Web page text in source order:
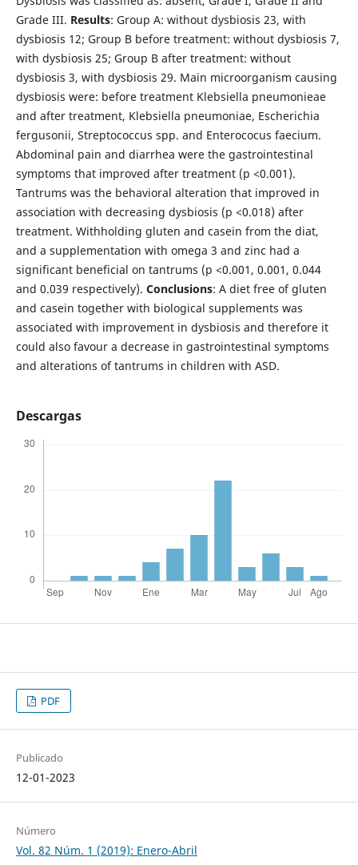
Grade III. Results: Group A: without dysbiosis 23, with
dysbiosis 12; Group B before treatment: without dysbiosis 7,
with dysbiosis 25; Group B after treatment: without
dysbiosis 3, with dysbiosis 29. Main microorganism causing
dysbiosis were: before treatment Klebsiella pneumonieae
and after treatment, Klebsiella pneumoniae, Escherichia
fergusonii, Streptococcus spp. and Enterococus faecium.
Abdominal pain and diarrhea were the gastrointestinal
symptoms that improved after treatment (p <0.001).
Tantrums was the behavioral alteration that improved in
association with decreasing dysbiosis (p <0.018) after
treatment. Withholding gluten and casein from the diat,
and a supplementation with omega 3 and zinc had a
significant beneficial on tantrums (p <0.001, 0.001, 0.044
and 0.039 respectively). Conclusions: A diet free of gluten
and casein together with biological supplements was
associated with improvement in dysbiosis and therefore it
could also favour a decrease in gastrointestinal symptoms
and alterations of tantrums in children with ASD.
Descargas
PDF
Publicado
12-01-2023
Número
Vol. 82 Núm. 1 (2019): Enero-Abril